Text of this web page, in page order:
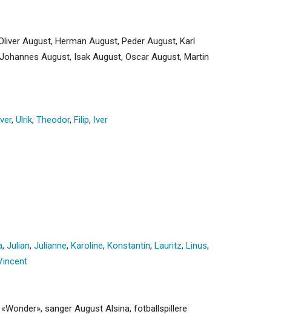
August, Herman August, Peder August, Karl
August, Isak August, Oscar August, Martin
, Ulrik, Theodor, Filip, Iver
, Julian, Julianne, Karoline, Konstantin, Lauritz, Linus,
sanger August Alsina, fotballspillere